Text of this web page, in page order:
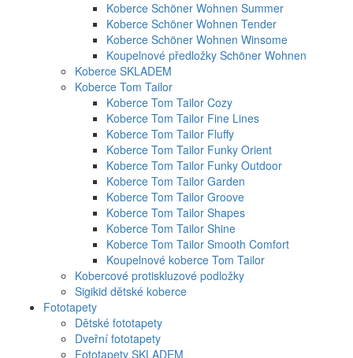
Koberce Schöner Wohnen Summer
Koberce Schöner Wohnen Tender
Koberce Schöner Wohnen Winsome
Koupelnové předložky Schöner Wohnen
Koberce SKLADEM
Koberce Tom Tailor
Koberce Tom Tailor Cozy
Koberce Tom Tailor Fine Lines
Koberce Tom Tailor Fluffy
Koberce Tom Tailor Funky Orient
Koberce Tom Tailor Funky Outdoor
Koberce Tom Tailor Garden
Koberce Tom Tailor Groove
Koberce Tom Tailor Shapes
Koberce Tom Tailor Shine
Koberce Tom Tailor Smooth Comfort
Koupelnové koberce Tom Tailor
Kobercové protiskluzové podložky
Sigikid dětské koberce
Fototapety
Dětské fototapety
Dveřní fototapety
Fototapety SKLADEM